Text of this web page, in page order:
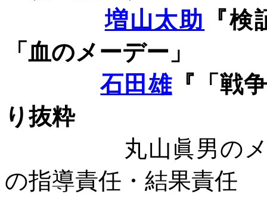
増山太助 『
「血のメーデー」
石田雄『「戦
り抜粋
丸山眞男の
の指導責任・結果責任